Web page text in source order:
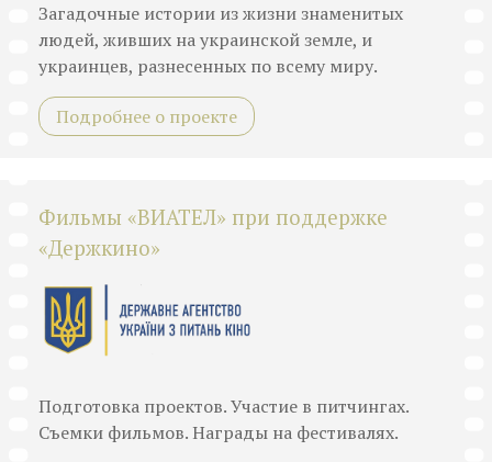
Загадочные истории из жизни знаменитых
людей, живших на украинской земле, и
украинцев, разнесенных по всему миру.
Подробнее о проекте
Фильмы «ВИАТЕЛ» при поддержке
«Держкино»
Подготовка проектов. Участие в питчингах.
Съемки фильмов. Награды на фестивалях.